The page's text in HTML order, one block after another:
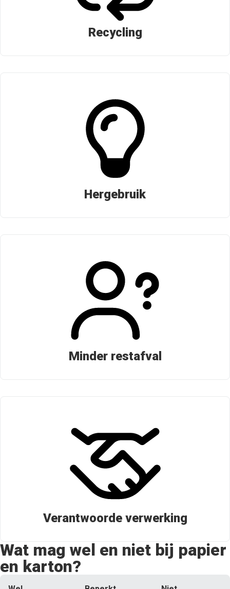
Recycling
Hergebruik
Minder restafval
Verantwoorde verwerking
Wat mag wel en niet bij papier
en karton?